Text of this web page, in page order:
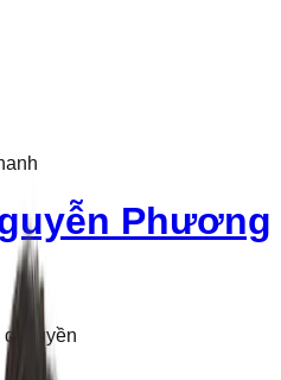
Phương
truyền